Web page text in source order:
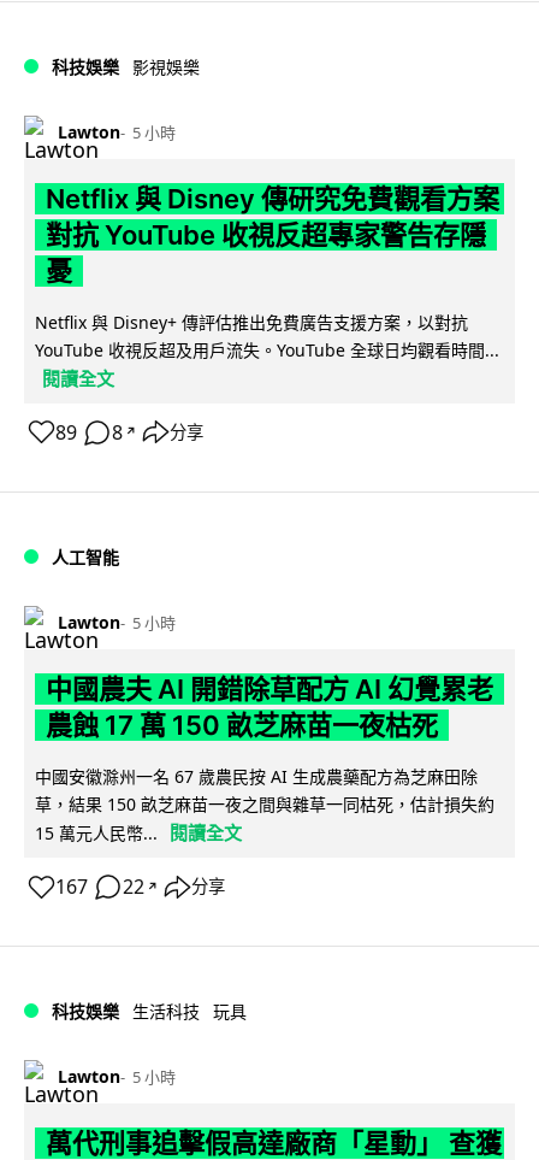
科技娛樂 影視娛樂
Lawton 5 小時
Netflix 與 Disney 傳研究免費觀看方案
對抗 YouTube 收視反超專家警告存隱
憂
Netflix 與 Disney+ 傳評估推出免費廣告支援方案，以對抗
YouTube 收視反超及用戶流失。YouTube 全球日均觀看時間...
閱讀全文
89 8 ↗ 分享
人工智能
Lawton 5 小時
中國農夫 AI 開錯除草配方 AI 幻覺累老
農蝕 17 萬 150 畝芝麻苗一夜枯死
中國安徽滁州一名 67 歲農民按 AI 生成農藥配方為芝麻田除
草，結果 150 畝芝麻苗一夜之間與雜草一同枯死，估計損失約
15 萬元人民幣...
閱讀全文
167 22 ↗ 分享
科技娛樂 生活科技 玩具
Lawton 5 小時
萬代刑事追擊假高達廠商「星動」 查獲